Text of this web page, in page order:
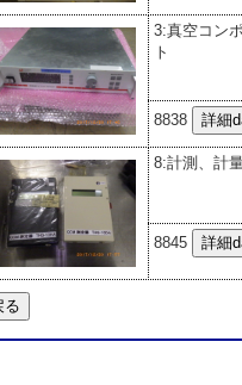
3:真空コン
ト
8838
8:計測、計
8845